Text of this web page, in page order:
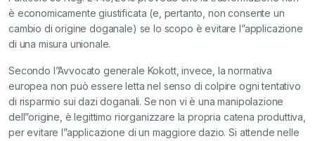
è economicamente giustificata (e, pertanto, non consente un
cambio di origine doganale) se lo scopo è evitare l”applicazione
di una misura unionale.
Secondo l”Avvocato generale Kokott, invece, la normativa
europea non può essere letta nel senso di colpire ogni tentativo
di risparmio sui dazi doganali. Se non vi è una manipolazione
dell”origine, è legittimo riorganizzare la propria catena produttiva,
per evitare l”applicazione di un maggiore dazio. Si attende nelle